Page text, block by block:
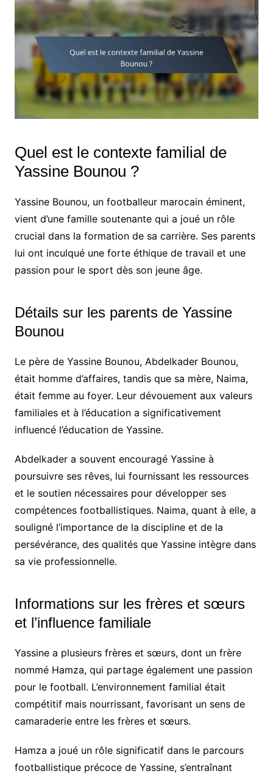
Quel est le contexte familial de
Yassine Bounou ?
Yassine Bounou, un footballeur marocain éminent,
vient d’une famille soutenante qui a joué un rôle
crucial dans la formation de sa carrière. Ses parents
lui ont inculqué une forte éthique de travail et une
passion pour le sport dès son jeune âge.
Détails sur les parents de Yassine
Bounou
Le père de Yassine Bounou, Abdelkader Bounou,
était homme d’affaires, tandis que sa mère, Naima,
était femme au foyer. Leur dévouement aux valeurs
familiales et à l’éducation a significativement
influencé l’éducation de Yassine.
Abdelkader a souvent encouragé Yassine à
poursuivre ses rêves, lui fournissant les ressources
et le soutien nécessaires pour développer ses
compétences footballistiques. Naima, quant à elle, a
souligné l’importance de la discipline et de la
persévérance, des qualités que Yassine intègre dans
sa vie professionnelle.
Informations sur les frères et sœurs
et l’influence familiale
Yassine a plusieurs frères et sœurs, dont un frère
nommé Hamza, qui partage également une passion
pour le football. L’environnement familial était
compétitif mais nourrissant, favorisant un sens de
camaraderie entre les frères et sœurs.
Hamza a joué un rôle significatif dans le parcours
footballistique précoce de Yassine, s’entraînant